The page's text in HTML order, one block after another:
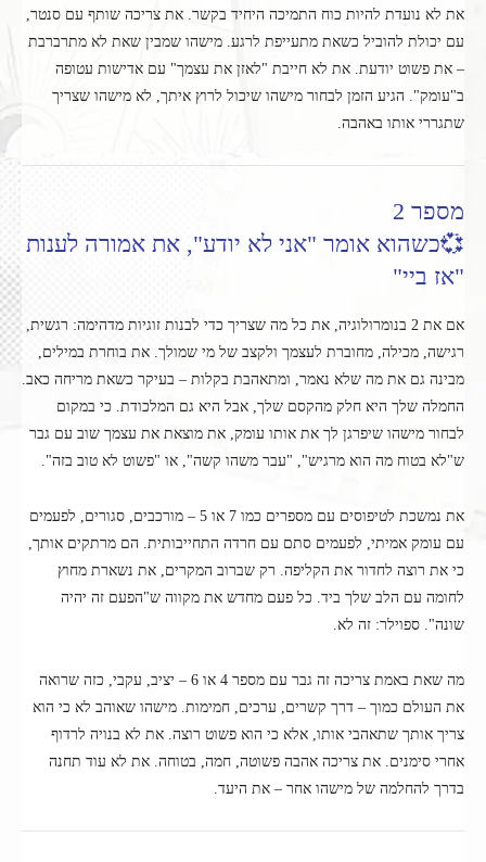
את לא נועדת להיות כוח התמיכה היחיד בקשר. את צריכה שותף עם סנטר,
עם יכולת להוביל כשאת מתעייפת לרגע. מישהו שמבין שאת לא מתרברבת
– את פשוט יודעת. את לא חייבת "לאזן את עצמך" עם אדישות עטופה
ב"עומק". הגיע הזמן לבחור מישהו שיכול לרוץ איתך, לא מישהו שצריך
שתגררי אותו באהבה.
מספר 2
💞כשהוא אומר "אני לא יודע", את אמורה לענות
"אז ביי"
אם את 2 בנומרולוגיה, את כל מה שצריך כדי לבנות זוגיות מדהימה: רגשית,
רגישה, מכילה, מחוברת לעצמך ולקצב של מי שמולך. את בוחרת במילים,
מבינה גם את מה שלא נאמר, ומתאהבת בקלות – בעיקר כשאת מריחה כאב.
החמלה שלך היא חלק מהקסם שלך, אבל היא גם המלכודת. כי במקום
לבחור מישהו שיפרגן לך את אותו עומק, את מוצאת את עצמך שוב עם גבר
ש"לא בטוח מה הוא מרגיש", "עבר משהו קשה", או "פשוט לא טוב בזה".
את נמשכת לטיפוסים עם מספרים כמו 7 או 5 – מורכבים, סגורים, לפעמים
עם עומק אמיתי, לפעמים סתם עם חרדה התחייבותית. הם מרתקים אותך,
כי את רוצה לחדור את הקליפה. רק שברוב המקרים, את נשארת מחוץ
לחומה עם הלב שלך ביד. כל פעם מחדש את מקווה ש"הפעם זה יהיה
שונה". ספוילר: זה לא.
מה שאת באמת צריכה זה גבר עם מספר 4 או 6 – יציב, עקבי, כזה שרואה
את העולם כמוך – דרך קשרים, ערכים, חמימות. מישהו שאוהב לא כי הוא
צריך אותך שתאהבי אותו, אלא כי הוא פשוט רוצה. את לא בנויה לרדוף
אחרי סימנים. את צריכה אהבה פשוטה, חמה, בטוחה. את לא עוד תחנה
בדרך להחלמה של מישהו אחר – את היעד.